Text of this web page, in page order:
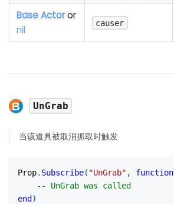
Base Actoror
nil
causer
UnGrab
当该道具被取消抓取时触发
Prop. Subscribe( "UnGrab" , function
-- UnGrab was called
end )